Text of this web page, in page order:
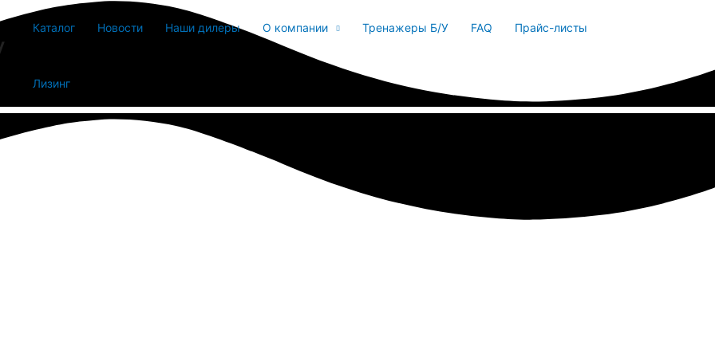
Каталог Новости Наши дилеры О компании Тренажеры Б/У FAQ Прайс-листы
Лизинг